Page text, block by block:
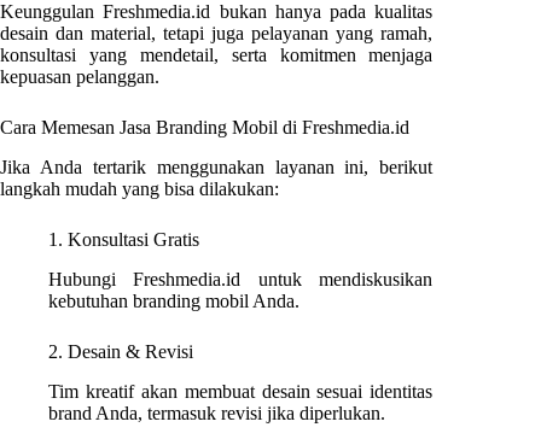
Keunggulan Freshmedia.id bukan hanya pada kualitas
desain dan material, tetapi juga pelayanan yang ramah,
konsultasi yang mendetail, serta komitmen menjaga
kepuasan pelanggan.
Cara Memesan Jasa Branding Mobil di Freshmedia.id
Jika Anda tertarik menggunakan layanan ini, berikut
langkah mudah yang bisa dilakukan:
1. Konsultasi Gratis
Hubungi Freshmedia.id untuk mendiskusikan
kebutuhan branding mobil Anda.
2. Desain & Revisi
Tim kreatif akan membuat desain sesuai identitas
brand Anda, termasuk revisi jika diperlukan.